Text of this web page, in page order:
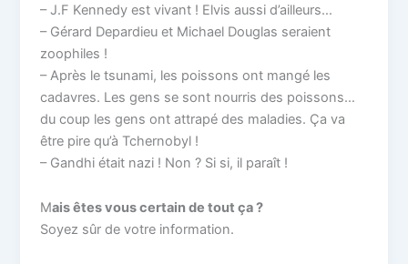
– J.F Kennedy est vivant ! Elvis aussi d’ailleurs…
– Gérard Depardieu et Michael Douglas seraient
zoophiles !
– Après le tsunami, les poissons ont mangé les
cadavres. Les gens se sont nourris des poissons…
du coup les gens ont attrapé des maladies. Ça va
être pire qu’à Tchernobyl !
– Gandhi était nazi ! Non ? Si si, il paraît !
Mais êtes vous certain de tout ça ?
Soyez sûr de votre information.